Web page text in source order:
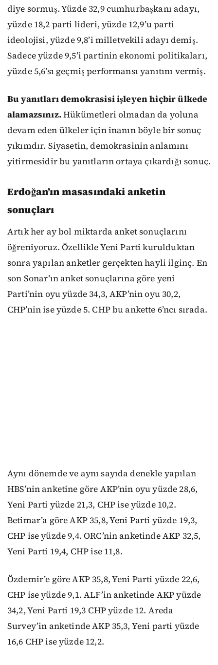
diye sormuş. Yüzde 32,9 cumhurbaşkanı adayı,
yüzde 18,2 parti lideri, yüzde 12,9’u parti
ideolojisi, yüzde 9,8’i milletvekili adayı demiş.
Sadece yüzde 9,5’i partinin ekonomi politikaları,
yüzde 5,6’sı geçmiş performansı yanıtını vermiş.
Bu yanıtları demokrasisi işleyen hiçbir ülkede
alamazsınız.Hükümetleri olmadan da yoluna
devam eden ülkeler için inanın böyle bir sonuç
yıkımdır. Siyasetin, demokrasinin anlamını
yitirmesidir bu yanıtların ortaya çıkardığı sonuç.
Erdoğan’ın masasındaki anketin
sonuçları
Artık her ay bol miktarda anket sonuçlarını
öğreniyoruz. Özellikle Yeni Parti kurulduktan
sonra yapılan anketler gerçekten hayli ilginç. En
son Sonar’ın anket sonuçlarına göre yeni
Parti’nin oyu yüzde 34,3, AKP’nin oyu 30,2,
CHP’nin ise yüzde 5. CHP bu ankette 6’ncı sırada.
Aynı dönemde ve aynı sayıda denekle yapılan
HBS’nin anketine göre AKP’nin oyu yüzde 28,6,
Yeni Parti yüzde 21,3, CHP ise yüzde 10,2.
Betimar’a göre AKP 35,8, Yeni Parti yüzde 19,3,
CHP ise yüzde 9,4. ORC’nin anketinde AKP 32,5,
Yeni Parti 19,4, CHP ise 11,8.
Özdemir’e göre AKP 35,8, Yeni Parti yüzde 22,6,
CHP ise yüzde 9,1. ALF’in anketinde AKP yüzde
34,2, Yeni Parti 19,3 CHP yüzde 12. Areda
Survey’in anketinde AKP 35,3, Yeni parti yüzde
16,6 CHP ise yüzde 12,2.